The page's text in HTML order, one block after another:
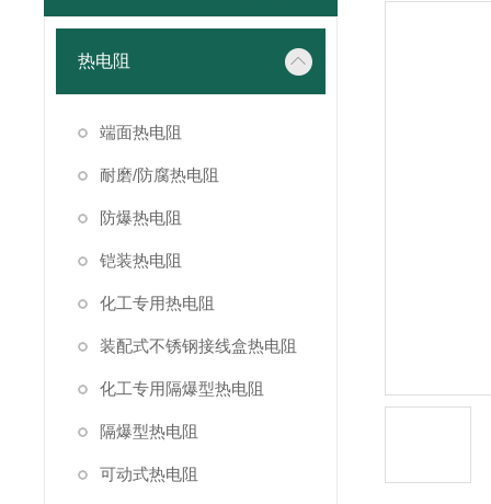
热电阻
端面热电阻
耐磨/防腐热电阻
防爆热电阻
铠装热电阻
化工专用热电阻
装配式不锈钢接线盒热电阻
化工专用隔爆型热电阻
隔爆型热电阻
可动式热电阻